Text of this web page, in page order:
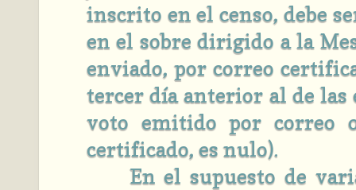
inscrito en el censo, debe
en el sobre dirigido a la
enviado, por correo
tercer día anterior al de las
voto emitido por correo
certificado, es nulo).
En el supuesto de